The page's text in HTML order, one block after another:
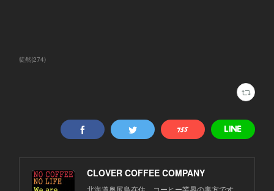
徒然(274)
CLOVER COFFEE COMPANY
北海道奥尻島在住、コーヒー業界の裏方です。